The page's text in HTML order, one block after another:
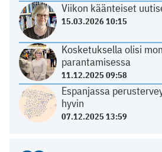
Viikon käänteiset
15.03.2026 10:15
Kosketuksella olisi
parantamisessa
11.12.2025 09:58
Espanjassa
hyvin
07.12.2025 13:59